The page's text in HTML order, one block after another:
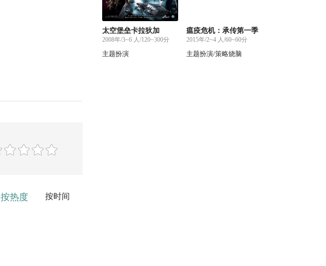
按热度 按时间
太空堡垒卡拉狄加
2008年/3~6 人/120~300分
主题扮演
瘟疫危机：承传第一季
2015年/2~4 人/60~60分
主题扮演/策略烧脑